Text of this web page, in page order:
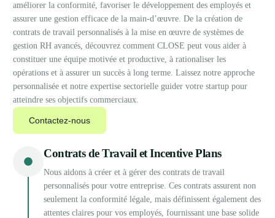
améliorer la conformité, favoriser le développement des employés et
assurer une gestion efficace de la main-d’œuvre. De la création de
contrats de travail personnalisés à la mise en œuvre de systèmes de
gestion RH avancés, découvrez comment CLOSE peut vous aider à
constituer une équipe motivée et productive, à rationaliser les
opérations et à assurer un succès à long terme. Laissez notre approche
personnalisée et notre expertise sectorielle guider votre startup pour
atteindre ses objectifs commerciaux.
Contactez-nous
Contrats de Travail et Incentive Plans
Nous aidons à créer et à gérer des contrats de travail
personnalisés pour votre entreprise. Ces contrats assurent non
seulement la conformité légale, mais définissent également des
attentes claires pour vos employés, fournissant une base solide